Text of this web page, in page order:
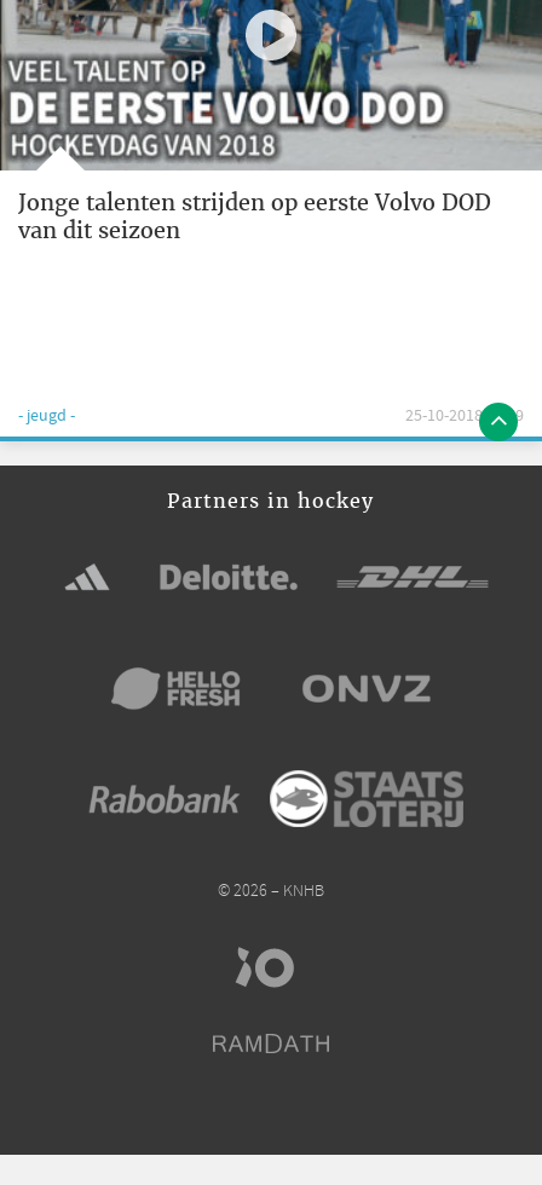
Jonge talenten strijden op eerste Volvo DOD
van dit seizoen
- jeugd - 25-10-2018 09:59
Partners in hockey
© 2026 – KNHB